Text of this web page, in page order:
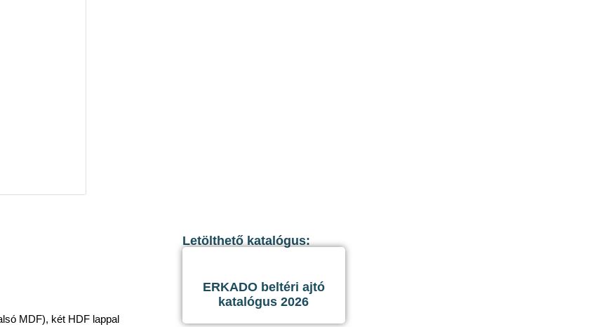
MDF), két HDF lappal
Letölthető katalógus:
ERKADO beltéri ajtó
katalógus 2026